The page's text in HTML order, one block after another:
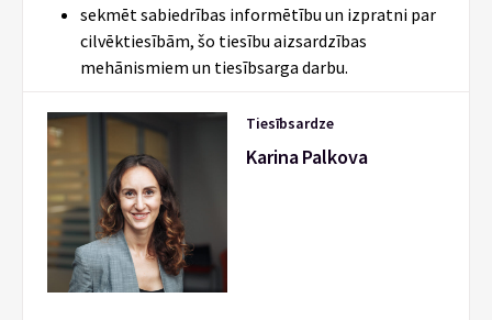
sekmēt sabiedrības informētību un izpratni par
cilvēktiesībām, šo tiesību aizsardzības
mehānismiem un tiesībsarga darbu.
Tiesībsardze
Karina Palkova